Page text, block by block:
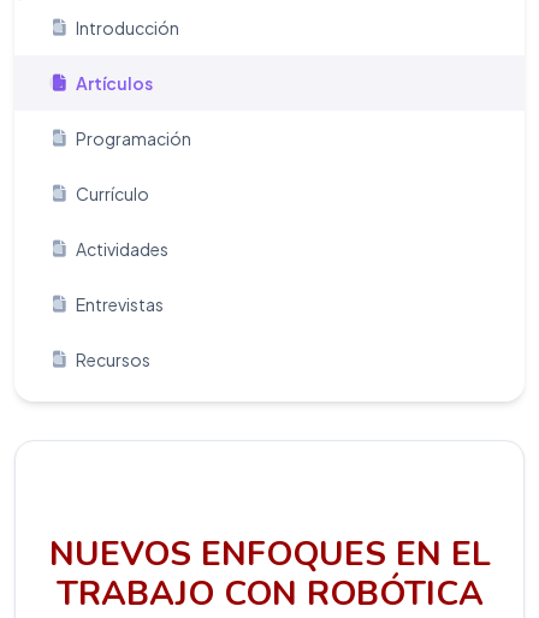
Introducción
Artículos
Programación
Currículo
Actividades
Entrevistas
Recursos
NUEVOS ENFOQUES EN EL
TRABAJO CON ROBÓTICA